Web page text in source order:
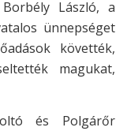
László, a
ünnepséget
követték,
magukat,
és Polgárőr